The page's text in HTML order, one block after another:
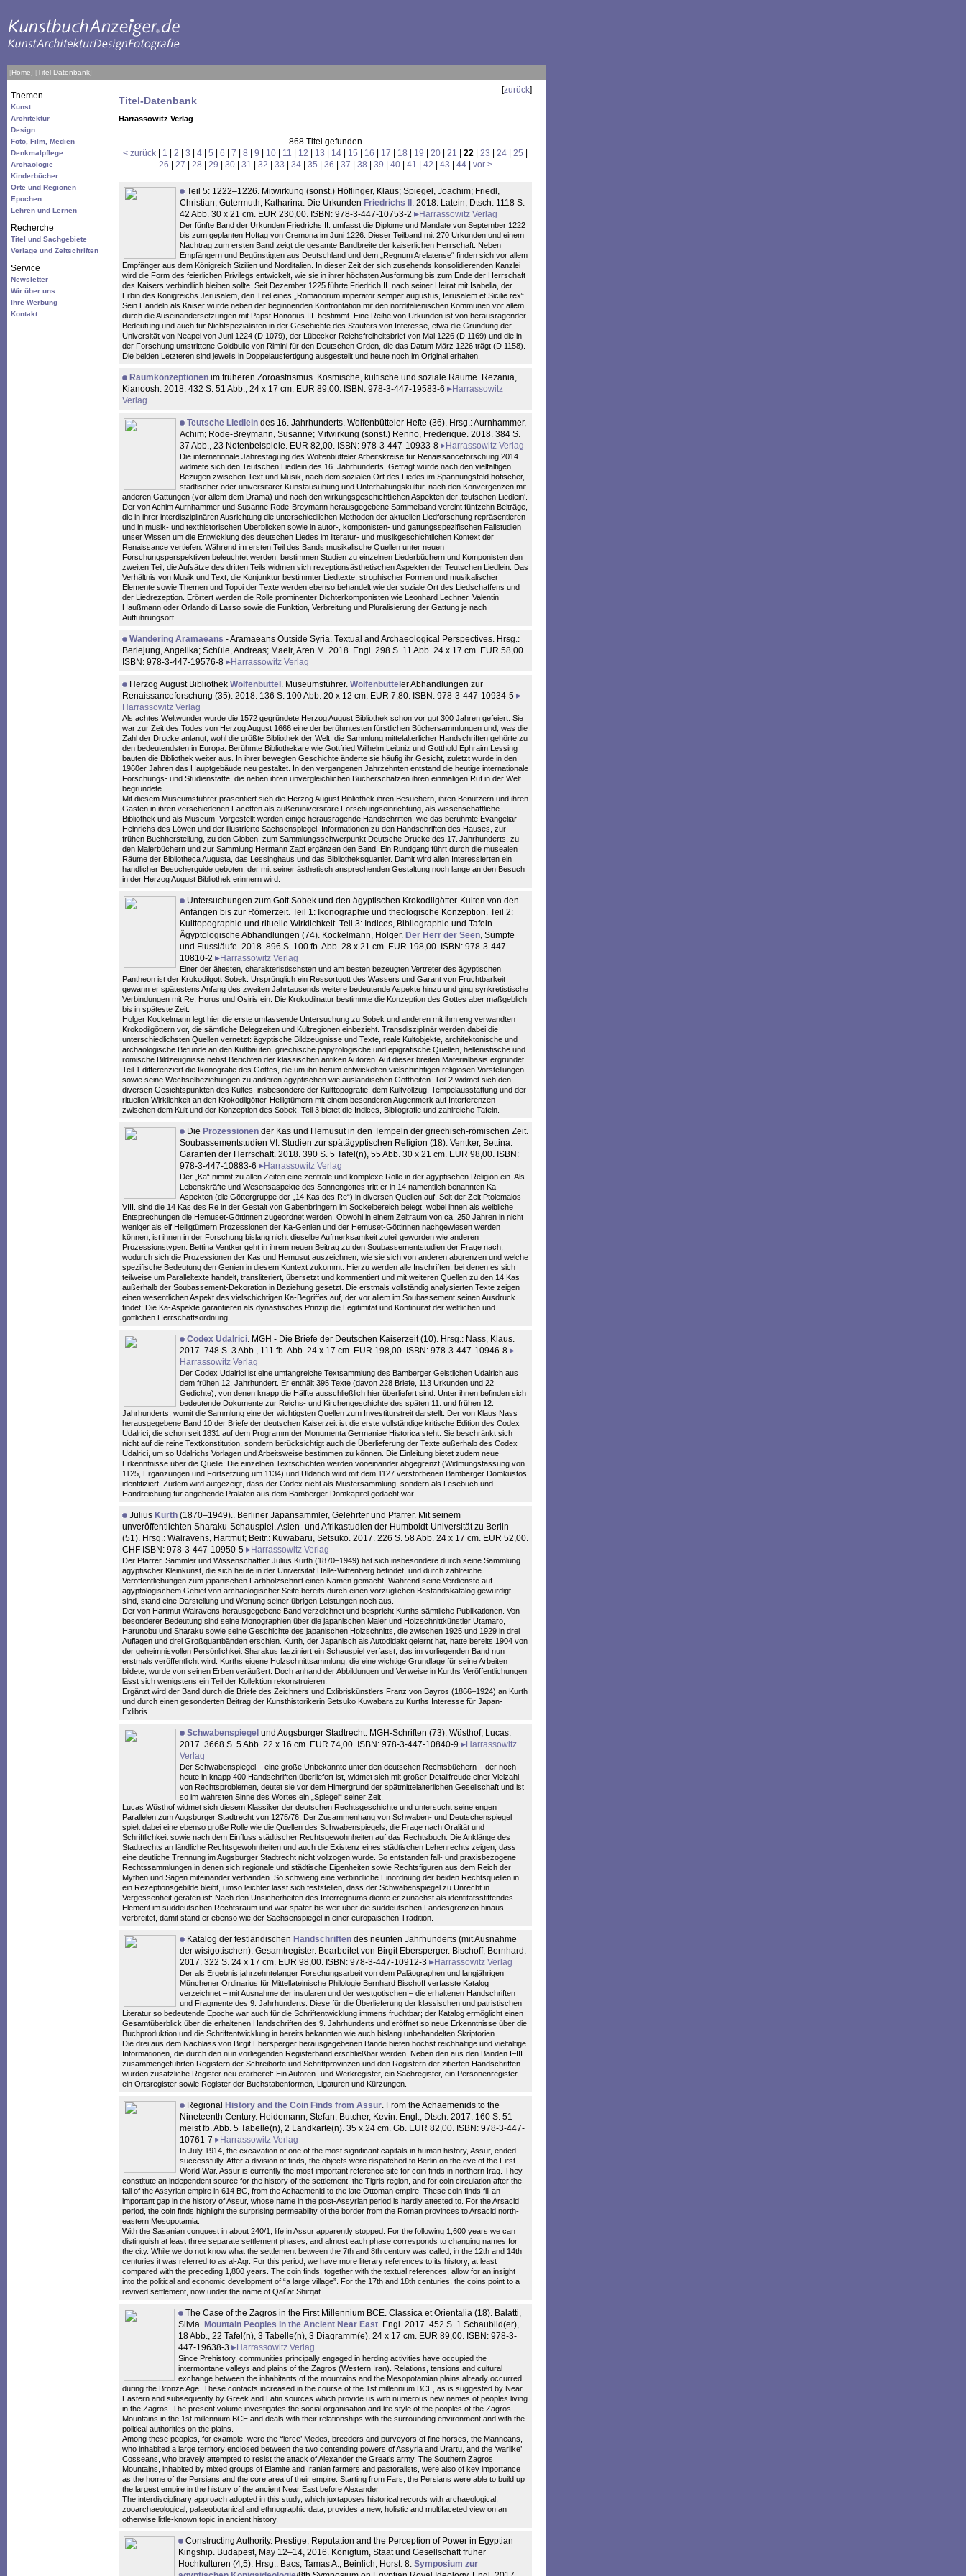
[Home] [Titel-Datenbank]
Themen
Kunst
Architektur
Design
Foto, Film, Medien
Denkmalpflege
Archäologie
Kinderbücher
Orte und Regionen
Epochen
Lehren und Lernen
Recherche
Titel und Sachgebiete
Verlage und Zeitschriften
Service
Newsletter
Wir über uns
Ihre Werbung
Kontakt
Titel-Datenbank
[zurück]
Harrassowitz Verlag
868 Titel gefunden
< zurück
1 2 3 4 5 6 7 8 9 10 11 12 13 14 15 16 17 18 19 20 21 22 23 24 25
26
27 28 29 30| 31 32 33 34| 35 36 37 38 39 40| 41 42 43 44| vor >
Teil 5: 1222–1226. Mitwirkung (sonst.) Höflinger, Klaus; Spiegel, Joachim; Friedl,
Christian; Gutermuth, Katharina. Die Urkunden Friedrichs II . 2018. Latein; Dtsch. 1118 S.
42 Abb. 30 x 21 cm. EUR 230,00. ISBN: 978-3-447-10753-2
Harrassowitz Verlag
Der fünfte Band der Urkunden Friedrichs II. umfasst die Diplome und Mandate von September 1222
bis zum geplanten Hoftag von Cremona im Juni 1226. Dieser Teilband mit 270 Urkunden und einem
Nachtrag zum ersten Band zeigt die gesamte Bandbreite der kaiserlichen Herrschaft: Neben
Empfängern und Begünstigten aus Deutschland und dem „Regnum Arelatense“ finden sich vor allem
Empfänger aus dem Königreich Sizilien und Norditalien. In dieser Zeit der sich zusehends konsolidierenden Kanzlei
wird die Form des feierlichen Privilegs entwickelt, wie sie in ihrer höchsten Ausformung bis zum Ende der Herrschaft
des Kaisers verbindlich bleiben sollte. Seit Dezember 1225 führte Friedrich II. nach seiner Heirat mit Isabella, der
Erbin des Königreichs Jerusalem, den Titel eines „Romanorum imperator semper augustus, Ierusalem et Sicilie rex“.
Sein Handeln als Kaiser wurde neben der beginnenden Konfrontation mit den norditalienischen Kommunen vor allem
durch die Auseinandersetzungen mit Papst Honorius III. bestimmt. Eine Reihe von Urkunden ist von herausragender
Bedeutung und auch für Nichtspezialisten in der Geschichte des Staufers von Interesse, etwa die Gründung der
Universität von Neapel von Juni 1224 (D 1079), der Lübecker Reichsfreiheitsbrief von Mai 1226 (D 1169) und die in
der Forschung umstrittene Goldbulle von Rimini für den Deutschen Orden, die das Datum März 1226 trägt (D 1158).
Die beiden Letzteren sind jeweils in Doppelausfertigung ausgestellt und heute noch im Original erhalten.
Raumkonzeptionen im früheren Zoroastrismus. Kosmische, kultische und soziale Räume. Rezania,
Kianoosh. 2018. 432 S. 51 Abb., 24 x 17 cm. EUR 89,00. ISBN: 978-3-447-19583-6
Harrassowitz
Verlag
Teutsche Liedlein des 16. Jahrhunderts. Wolfenbütteler Hefte (36). Hrsg.: Aurnhammer,
Achim; Rode-Breymann, Susanne; Mitwirkung (sonst.) Renno, Frederique. 2018. 384 S.
37 Abb., 23 Notenbeispiele. EUR 82,00. ISBN: 978-3-447-10933-8
Harrassowitz Verlag
Die internationale Jahrestagung des Wolfenbütteler Arbeitskreise für Renaissanceforschung 2014
widmete sich den Teutschen Liedlein des 16. Jahrhunderts. Gefragt wurde nach den vielfältigen
Bezügen zwischen Text und Musik, nach dem sozialen Ort des Liedes im Spannungsfeld höfischer,
städtischer oder universitärer Kunstausübung und Unterhaltungskultur, nach den Konvergenzen mit
anderen Gattungen (vor allem dem Drama) und nach den wirkungsgeschichtlichen Aspekten der ‚teutschen Liedlein‘.
Der von Achim Aurnhammer und Susanne Rode-Breymann herausgegebene Sammelband vereint fünfzehn Beiträge,
die in ihrer interdisziplinären Ausrichtung die unterschiedlichen Methoden der aktuellen Liedforschung repräsentieren
und in musik- und texthistorischen Überblicken sowie in autor-, komponisten- und gattungsspezifischen Fallstudien
unser Wissen um die Entwicklung des deutschen Liedes im literatur- und musikgeschichtlichen Kontext der
Renaissance vertiefen. Während im ersten Teil des Bands musikalische Quellen unter neuen
Forschungsperspektiven beleuchtet werden, bestimmen Studien zu einzelnen Liederbüchern und Komponisten den
zweiten Teil, die Aufsätze des dritten Teils widmen sich rezeptionsästhetischen Aspekten der Teutschen Liedlein. Das
Verhältnis von Musik und Text, die Konjunktur bestimmter Liedtexte, strophischer Formen und musikalischer
Elemente sowie Themen und Topoi der Texte werden ebenso behandelt wie der soziale Ort des Liedschaffens und
der Liedrezeption. Erörtert werden die Rolle prominenter Dichterkomponisten wie Leonhard Lechner, Valentin
Haußmann oder Orlando di Lasso sowie die Funktion, Verbreitung und Pluralisierung der Gattung je nach
Aufführungsort.
Wandering Aramaeans - Aramaeans Outside Syria. Textual and Archaeological Perspectives. Hrsg.:
Berlejung, Angelika; Schüle, Andreas; Maeir, Aren M. 2018. Engl. 298 S. 11 Abb. 24 x 17 cm. EUR 58,00.
ISBN: 978-3-447-19576-8
Harrassowitz Verlag
Herzog August Bibliothek Wolfenbüttel . Museumsführer. Wolfenbüttel er Abhandlungen zur
Renaissanceforschung (35). 2018. 136 S. 100 Abb. 20 x 12 cm. EUR 7,80. ISBN: 978-3-447-10934-5
Harrassowitz Verlag
Als achtes Weltwunder wurde die 1572 gegründete Herzog August Bibliothek schon vor gut 300 Jahren gefeiert. Sie
war zur Zeit des Todes von Herzog August 1666 eine der berühmtesten fürstlichen Büchersammlungen und, was die
Zahl der Drucke anlangt, wohl die größte Bibliothek der Welt, die Sammlung mittelalterlicher Handschriften gehörte zu
den bedeutendsten in Europa. Berühmte Bibliothekare wie Gottfried Wilhelm Leibniz und Gotthold Ephraim Lessing
bauten die Bibliothek weiter aus. In ihrer bewegten Geschichte änderte sie häufig ihr Gesicht, zuletzt wurde in den
1960er Jahren das Hauptgebäude neu gestaltet. In den vergangenen Jahrzehnten entstand die heutige internationale
Forschungs- und Studienstätte, die neben ihren unvergleichlichen Bücherschätzen ihren einmaligen Ruf in der Welt
begründete.
Mit diesem Museumsführer präsentiert sich die Herzog August Bibliothek ihren Besuchern, ihren Benutzern und ihren
Gästen in ihren verschiedenen Facetten als außeruniversitäre Forschungseinrichtung, als wissenschaftliche
Bibliothek und als Museum. Vorgestellt werden einige herausragende Handschriften, wie das berühmte Evangeliar
Heinrichs des Löwen und der illustrierte Sachsenspiegel. Informationen zu den Handschriften des Hauses, zur
frühen Buchherstellung, zu den Globen, zum Sammlungsschwerpunkt Deutsche Drucke des 17. Jahrhunderts, zu
den Malerbüchern und zur Sammlung Hermann Zapf ergänzen den Band. Ein Rundgang führt durch die musealen
Räume der Bibliotheca Augusta, das Lessinghaus und das Bibliotheksquartier. Damit wird allen Interessierten ein
handlicher Besucherguide geboten, der mit seiner ästhetisch ansprechenden Gestaltung noch lange an den Besuch
in der Herzog August Bibliothek erinnern wird.
Untersuchungen zum Gott Sobek und den ägyptischen Krokodilgötter-Kulten von den
Anfängen bis zur Römerzeit. Teil 1: Ikonographie und theologische Konzeption. Teil 2:
Kulttopographie und rituelle Wirklichkeit. Teil 3: Indices, Bibliographie und Tafeln.
Ägyptologische Abhandlungen (74). Kockelmann, Holger. Der Herr der Seen, Sümpfe
und Flussläufe. 2018. 896 S. 100 fb. Abb. 28 x 21 cm. EUR 198,00. ISBN: 978-3-447-
10810-2
Harrassowitz Verlag
Einer der ältesten, charakteristischsten und am besten bezeugten Vertreter des ägyptischen
Pantheon ist der Krokodilgott Sobek. Ursprünglich ein Ressortgott des Wassers und Garant von Fruchtbarkeit
gewann er spätestens Anfang des zweiten Jahrtausends weitere bedeutende Aspekte hinzu und ging synkretistische
Verbindungen mit Re, Horus und Osiris ein. Die Krokodilnatur bestimmte die Konzeption des Gottes aber maßgeblich
bis in späteste Zeit.
Holger Kockelmann legt hier die erste umfassende Untersuchung zu Sobek und anderen mit ihm eng verwandten
Krokodilgöttern vor, die sämtliche Belegzeiten und Kultregionen einbezieht. Transdisziplinär werden dabei die
unterschiedlichsten Quellen vernetzt: ägyptische Bildzeugnisse und Texte, reale Kultobjekte, architektonische und
archäologische Befunde an den Kultbauten, griechische papyrologische und epigrafische Quellen, hellenistische und
römische Bildzeugnisse nebst Berichten der klassischen antiken Autoren. Auf dieser breiten Materialbasis ergründet
Teil 1 differenziert die Ikonografie des Gottes, die um ihn herum entwickelten vielschichtigen religiösen Vorstellungen
sowie seine Wechselbeziehungen zu anderen ägyptischen wie ausländischen Gottheiten. Teil 2 widmet sich den
diversen Gesichtspunkten des Kultes, insbesondere der Kulttopografie, dem Kultvollzug, Tempelausstattung und der
rituellen Wirklichkeit an den Krokodilgötter-Heiligtümern mit einem besonderen Augenmerk auf Interferenzen
zwischen dem Kult und der Konzeption des Sobek. Teil 3 bietet die Indices, Bibliografie und zahlreiche Tafeln.
Die Prozessionen der Kas und Hemusut in den Tempeln der griechisch-römischen Zeit.
Soubassementstudien VI. Studien zur spätägyptischen Religion (18). Ventker, Bettina.
Garanten der Herrschaft. 2018. 390 S. 5 Tafel(n), 55 Abb. 30 x 21 cm. EUR 98,00. ISBN:
978-3-447-10883-6
Harrassowitz Verlag
Der „Ka“ nimmt zu allen Zeiten eine zentrale und komplexe Rolle in der ägyptischen Religion ein. Als
Lebenskräfte und Wesensaspekte des Sonnengottes tritt er in 14 namentlich benannten Ka-
Aspekten (die Göttergruppe der „14 Kas des Re“) in diversen Quellen auf. Seit der Zeit Ptolemaios
VIII. sind die 14 Kas des Re in der Gestalt von Gabenbringern im Sockelbereich belegt, wobei ihnen als weibliche
Entsprechungen die Hemuset-Göttinnen zugeordnet werden. Obwohl in einem Zeitraum von ca. 250 Jahren in nicht
weniger als elf Heiligtümern Prozessionen der Ka-Genien und der Hemuset-Göttinnen nachgewiesen werden
können, ist ihnen in der Forschung bislang nicht dieselbe Aufmerksamkeit zuteil geworden wie anderen
Prozessionstypen. Bettina Ventker geht in ihrem neuen Beitrag zu den Soubassementstudien der Frage nach,
wodurch sich die Prozessionen der Kas und Hemusut auszeichnen, wie sie sich von anderen abgrenzen und welche
spezifische Bedeutung den Genien in diesem Kontext zukommt. Hierzu werden alle Inschriften, bei denen es sich
teilweise um Paralleltexte handelt, transliteriert, übersetzt und kommentiert und mit weiteren Quellen zu den 14 Kas
außerhalb der Soubassement-Dekoration in Beziehung gesetzt. Die erstmals vollständig analysierten Texte zeigen
einen wesentlichen Aspekt des vielschichtigen Ka-Begriffes auf, der vor allem im Soubassement seinen Ausdruck
findet: Die Ka-Aspekte garantieren als dynastisches Prinzip die Legitimität und Kontinuität der weltlichen und
göttlichen Herrschaftsordnung.
Codex Udalrici. MGH - Die Briefe der Deutschen Kaiserzeit (10). Hrsg.: Nass, Klaus.
2017. 748 S. 3 Abb., 111 fb. Abb. 24 x 17 cm. EUR 198,00. ISBN: 978-3-447-10946-8
Harrassowitz Verlag
Der Codex Udalrici ist eine umfangreiche Textsammlung des Bamberger Geistlichen Udalrich aus
dem frühen 12. Jahrhundert. Er enthält 395 Texte (davon 228 Briefe, 113 Urkunden und 22
Gedichte), von denen knapp die Hälfte ausschließlich hier überliefert sind. Unter ihnen befinden sich
bedeutende Dokumente zur Reichs- und Kirchengeschichte des späten 11. und frühen 12.
Jahrhunderts, womit die Sammlung eine der wichtigsten Quellen zum Investiturstreit darstellt. Der von Klaus Nass
herausgegebene Band 10 der Briefe der deutschen Kaiserzeit ist die erste vollständige kritische Edition des Codex
Udalrici, die schon seit 1831 auf dem Programm der Monumenta Germaniae Historica steht. Sie beschränkt sich
nicht auf die reine Textkonstitution, sondern berücksichtigt auch die Überlieferung der Texte außerhalb des Codex
Udalrici, um so Udalrichs Vorlagen und Arbeitsweise bestimmen zu können. Die Einleitung bietet zudem neue
Erkenntnisse über die Quelle: Die einzelnen Textschichten werden voneinander abgegrenzt (Widmungsfassung von
1125, Ergänzungen und Fortsetzung um 1134) und Uldarich wird mit dem 1127 verstorbenen Bamberger Domkustos
identifiziert. Zudem wird aufgezeigt, dass der Codex nicht als Mustersammlung, sondern als Lesebuch und
Handreichung für angehende Prälaten aus dem Bamberger Domkapitel gedacht war.
Julius Kurth (1870–1949).. Berliner Japansammler, Gelehrter und Pfarrer. Mit seinem
unveröffentlichten Sharaku-Schauspiel. Asien- und Afrikastudien der Humboldt-Universität zu Berlin
(51). Hrsg.: Walravens, Hartmut; Beitr.: Kuwabaru, Setsuko. 2017. 226 S. 58 Abb. 24 x 17 cm. EUR 52,00.
CHF ISBN: 978-3-447-10950-5
Harrassowitz Verlag
Der Pfarrer, Sammler und Wissenschaftler Julius Kurth (1870–1949) hat sich insbesondere durch seine Sammlung
ägyptischer Kleinkunst, die sich heute in der Universität Halle-Wittenberg befindet, und durch zahlreiche
Veröffentlichungen zum japanischen Farbholzschnitt einen Namen gemacht. Während seine Verdienste auf
ägyptologischem Gebiet von archäologischer Seite bereits durch einen vorzüglichen Bestandskatalog gewürdigt
sind, stand eine Darstellung und Wertung seiner übrigen Leistungen noch aus.
Der von Hartmut Walravens herausgegebene Band verzeichnet und bespricht Kurths sämtliche Publikationen. Von
besonderer Bedeutung sind seine Monographien über die japanischen Maler und Holzschnittkünstler Utamaro,
Harunobu und Sharaku sowie seine Geschichte des japanischen Holzschnitts, die zwischen 1925 und 1929 in drei
Auflagen und drei Großquartbänden erschien. Kurth, der Japanisch als Autodidakt gelernt hat, hatte bereits 1904 von
der geheimnisvollen Persönlichkeit Sharakus fasziniert ein Schauspiel verfasst, das im vorliegenden Band nun
erstmals veröffentlicht wird. Kurths eigene Holzschnittsammlung, die eine wichtige Grundlage für seine Arbeiten
bildete, wurde von seinen Erben veräußert. Doch anhand der Abbildungen und Verweise in Kurths Veröffentlichungen
lässt sich wenigstens ein Teil der Kollektion rekonstruieren.
Ergänzt wird der Band durch die Briefe des Zeichners und Exlibriskünstlers Franz von Bayros (1866–1924) an Kurth
und durch einen gesonderten Beitrag der Kunsthistorikerin Setsuko Kuwabara zu Kurths Interesse für Japan-
Exlibris.
Schwabenspiegel und Augsburger Stadtrecht. MGH-Schriften (73). Wüsthof, Lucas.
2017. 3668 S. 5 Abb. 22 x 16 cm. EUR 74,00. ISBN: 978-3-447-10840-9
Harrassowitz
Verlag
Der Schwabenspiegel – eine große Unbekannte unter den deutschen Rechtsbüchern – der noch
heute in knapp 400 Handschriften überliefert ist, widmet sich mit großer Detailfreude einer Vielzahl
von Rechtsproblemen, deutet sie vor dem Hintergrund der spätmittelalterlichen Gesellschaft und ist
so im wahrsten Sinne des Wortes ein „Spiegel“ seiner Zeit.
Lucas Wüsthof widmet sich diesem Klassiker der deutschen Rechtsgeschichte und untersucht seine engen
Parallelen zum Augsburger Stadtrecht von 1275/76. Der Zusammenhang von Schwaben- und Deutschenspiegel
spielt dabei eine ebenso große Rolle wie die Quellen des Schwabenspiegels, die Frage nach Oralität und
Schriftlichkeit sowie nach dem Einfluss städtischer Rechtsgewohnheiten auf das Rechtsbuch. Die Anklänge des
Stadtrechts an ländliche Rechtsgewohnheiten und auch die Existenz eines städtischen Lehenrechts zeigen, dass
eine deutliche Trennung im Augsburger Stadtrecht nicht vollzogen wurde. So entstanden fall- und praxisbezogene
Rechtssammlungen in denen sich regionale und städtische Eigenheiten sowie Rechtsfiguren aus dem Reich der
Mythen und Sagen miteinander verbanden. So schwierig eine verbindliche Einordnung der beiden Rechtsquellen in
ein Rezeptionsgebilde bleibt, umso leichter lässt sich feststellen, dass der Schwabenspiegel zu Unrecht in
Vergessenheit geraten ist: Nach den Unsicherheiten des Interregnums diente er zunächst als identitätsstiftendes
Element im süddeutschen Rechtsraum und war später bis weit über die süddeutschen Landesgrenzen hinaus
verbreitet, damit stand er ebenso wie der Sachsenspiegel in einer europäischen Tradition.
Katalog der festländischen Handschriften des neunten Jahrhunderts (mit Ausnahme
der wisigotischen). Gesamtregister. Bearbeitet von Birgit Ebersperger. Bischoff, Bernhard.
2017. 322 S. 24 x 17 cm. EUR 98,00. ISBN: 978-3-447-10912-3
Harrassowitz Verlag
Der als Ergebnis jahrzehntelanger Forschungsarbeit von dem Paläographen und langjährigen
Münchener Ordinarius für Mittellateinische Philologie Bernhard Bischoff verfasste Katalog
verzeichnet – mit Ausnahme der insularen und der westgotischen – die erhaltenen Handschriften
und Fragmente des 9. Jahrhunderts. Diese für die Überlieferung der klassischen und patristischen
Literatur so bedeutende Epoche war auch für die Schriftentwicklung immens fruchtbar; der Katalog ermöglicht einen
Gesamtüberblick über die erhaltenen Handschriften des 9. Jahrhunderts und eröffnet so neue Erkenntnisse über die
Buchproduktion und die Schriftentwicklung in bereits bekannten wie auch bislang unbehandelten Skriptorien.
Die drei aus dem Nachlass von Birgit Ebersperger herausgegebenen Bände bieten höchst reichhaltige und vielfältige
Informationen, die durch den nun vorliegenden Registerband erschließbar werden. Neben den aus den Bänden I–III
zusammengeführten Registern der Schreiborte und Schriftprovinzen und den Registern der zitierten Handschriften
wurden zusätzliche Register neu erarbeitet: Ein Autoren- und Werkregister, ein Sachregister, ein Personenregister,
ein Ortsregister sowie Register der Buchstabenformen, Ligaturen und Kürzungen.
Regional History and the Coin Finds from Assur. From the Achaemenids to the
Nineteenth Century. Heidemann, Stefan; Butcher, Kevin. Engl.; Dtsch. 2017. 160 S. 51
meist fb. Abb. 5 Tabelle(n), 2 Landkarte(n). 35 x 24 cm. Gb. EUR 82,00. ISBN: 978-3-447-
10761-7
Harrassowitz Verlag
In July 1914, the excavation of one of the most significant capitals in human history, Assur, ended
successfully. After a division of finds, the objects were dispatched to Berlin on the eve of the First
World War. Assur is currently the most important reference site for coin finds in northern Iraq. They
constitute an independent source for the history of the settlement, the Tigris region, and for coin circulation after the
fall of the Assyrian empire in 614 BC, from the Achaemenid to the late Ottoman empire. These coin finds fill an
important gap in the history of Assur, whose name in the post-Assyrian period is hardly attested to. For the Arsacid
period, the coin finds highlight the surprising permeability of the border from the Roman provinces to Arsacid north-
eastern Mesopotamia.
With the Sasanian conquest in about 240/1, life in Assur apparently stopped. For the following 1,600 years we can
distinguish at least three separate settlement phases, and almost each phase corresponds to changing names for
the city. While we do not know what the settlement between the 7th and 8th century was called, in the 12th and 14th
centuries it was referred to as al-Aqr. For this period, we have more literary references to its history, at least
compared with the preceding 1,800 years. The coin finds, together with the textual references, allow for an insight
into the political and economic development of “a large village”. For the 17th and 18th centuries, the coins point to a
revived settlement, now under the name of Qal`at Shirqat.
The Case of the Zagros in the First Millennium BCE. Classica et Orientalia (18). Balatti,
Silvia. Mountain Peoples in the Ancient Near East. Engl. 2017. 452 S. 1 Schaubild(er),
18 Abb., 22 Tafel(n), 3 Tabelle(n), 3 Diagramm(e). 24 x 17 cm. EUR 89,00. ISBN: 978-3-
447-19638-3
Harrassowitz Verlag
Since Prehistory, communities principally engaged in herding activities have occupied the
intermontane valleys and plains of the Zagros (Western Iran). Relations, tensions and cultural
exchange between the inhabitants of the mountains and the Mesopotamian plains already occurred
during the Bronze Age. These contacts increased in the course of the 1st millennium BCE, as is suggested by Near
Eastern and subsequently by Greek and Latin sources which provide us with numerous new names of peoples living
in the Zagros. The present volume investigates the social organisation and life style of the peoples of the Zagros
Mountains in the 1st millennium BCE and deals with their relationships with the surrounding environment and with the
political authorities on the plains.
Among these peoples, for example, were the ‘fierce’ Medes, breeders and purveyors of fine horses, the Manneans,
who inhabited a large territory enclosed between the two contending powers of Assyria and Urartu, and the ‘warlike’
Cosseans, who bravely attempted to resist the attack of Alexander the Great’s army. The Southern Zagros
Mountains, inhabited by mixed groups of Elamite and Iranian farmers and pastoralists, were also of key importance
as the home of the Persians and the core area of their empire. Starting from Fars, the Persians were able to build up
the largest empire in the history of the ancient Near East before Alexander.
The interdisciplinary approach adopted in this study, which juxtaposes historical records with archaeological,
zooarchaeological, palaeobotanical and ethnographic data, provides a new, holistic and multifaceted view on an
otherwise little-known topic in ancient history.
Constructing Authority. Prestige, Reputation and the Perception of Power in Egyptian
Kingship. Budapest, May 12–14, 2016. Königtum, Staat und Gesellschaft früher
Hochkulturen (4,5). Hrsg.: Bacs, Tamas A.; Beinlich, Horst. 8. Symposium zur